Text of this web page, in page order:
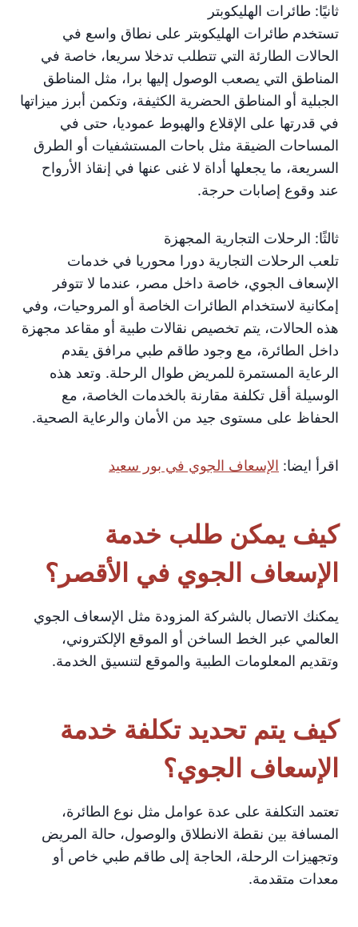
ثانيًا: طائرات الهليكوبتر
تستخدم طائرات الهليكوبتر على نطاق واسع في
الحالات الطارئة التي تتطلب تدخلا سريعا، خاصة في
المناطق التي يصعب الوصول إليها برا، مثل المناطق
الجبلية أو المناطق الحضرية الكثيفة، وتكمن أبرز ميزاتها
في قدرتها على الإقلاع والهبوط عموديا، حتى في
المساحات الضيقة مثل باحات المستشفيات أو الطرق
السريعة، ما يجعلها أداة لا غنى عنها في إنقاذ الأرواح
عند وقوع إصابات حرجة.
ثالثًا: الرحلات التجارية المجهزة
تلعب الرحلات التجارية دورا محوريا في خدمات
الإسعاف الجوي، خاصة داخل مصر، عندما لا تتوفر
إمكانية لاستخدام الطائرات الخاصة أو المروحيات، وفي
هذه الحالات، يتم تخصيص نقالات طبية أو مقاعد مجهزة
داخل الطائرة، مع وجود طاقم طبي مرافق يقدم
الرعاية المستمرة للمريض طوال الرحلة. وتعد هذه
الوسيلة أقل تكلفة مقارنة بالخدمات الخاصة، مع
الحفاظ على مستوى جيد من الأمان والرعاية الصحية.
اقرأ ايضا: الإسعاف الجوي في بور سعيد
كيف يمكن طلب خدمة
الإسعاف الجوي في الأقصر؟
يمكنك الاتصال بالشركة المزودة مثل الإسعاف الجوي
العالمي عبر الخط الساخن أو الموقع الإلكتروني،
وتقديم المعلومات الطبية والموقع لتنسيق الخدمة.
كيف يتم تحديد تكلفة خدمة
الإسعاف الجوي؟
تعتمد التكلفة على عدة عوامل مثل نوع الطائرة،
المسافة بين نقطة الانطلاق والوصول، حالة المريض
وتجهيزات الرحلة، الحاجة إلى طاقم طبي خاص أو
معدات متقدمة.